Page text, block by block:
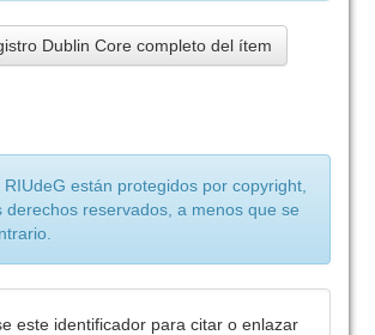
Dublin Core completo del ítem
están protegidos por copyright,
derechos reservados, a menos que se
este identificador para citar o enlazar